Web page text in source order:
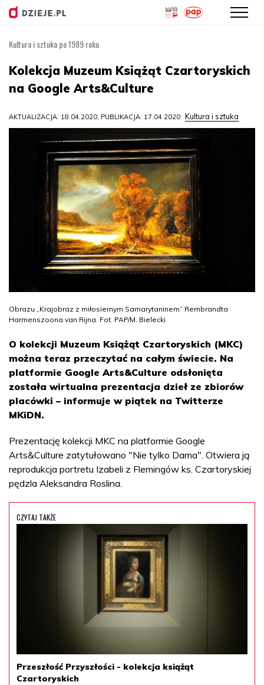
treści
Kultura i sztuka po 1989 roku
Kolekcja Muzeum Książąt Czartoryskich
na Google Arts&Culture
AKTUALIZACJA: 18.04.2020, PUBLIKACJA: 17.04.2020 Kultura i sztuka
Obrazu „Krajobraz z miłosiernym Samarytaninem” Rembrandta
Harmenszoona van Rijna. Fot. PAP/M. Bielecki
O kolekcji Muzeum Książąt Czartoryskich (MKC)
można teraz przeczytać na całym świecie. Na
platformie Google Arts&Culture odsłonięta
została wirtualna prezentacja dzieł ze zbiorów
placówki – informuje w piątek na Twitterze
MKiDN.
Prezentację kolekcji MKC na platformie Google
Arts&Culture zatytułowano "Nie tylko Dama". Otwiera ją
reprodukcja portretu Izabeli z Flemingów ks. Czartoryskiej
pędzla Aleksandra Roslina.
CZYTAJ TAKŻE
Przeszłość Przyszłości - kolekcja książąt
Czartoryskich